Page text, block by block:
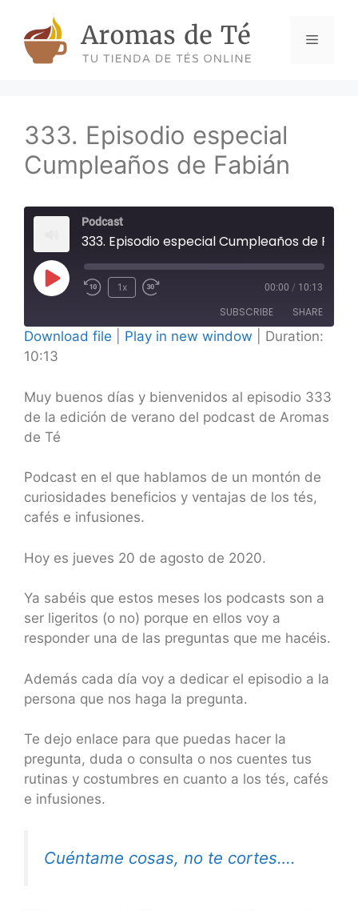
content
Menu
333. Episodio especial
Cumpleaños de Fabián
Podcast
Play
1x 00:00 / 10:13
SUBSCRIBE SHARE
SHARE
LINK
EMBED
Download file Play in new window
Duration:
10:13
Muy buenos días y bienvenidos al episodio 333
de la edición de verano del podcast de Aromas
de Té
Podcast en el que hablamos de un montón de
curiosidades beneficios y ventajas de los tés,
cafés e infusiones.
Hoy es jueves 20 de agosto de 2020.
Ya sabéis que estos meses los podcasts son a
ser ligeritos (o no) porque en ellos voy a
responder una de las preguntas que me hacéis.
Además cada día voy a dedicar el episodio a la
persona que nos haga la pregunta.
Te dejo enlace para que puedas hacer la
pregunta, duda o consulta o nos cuentes tus
rutinas y costumbres en cuanto a los tés, cafés
e infusiones.
Cuéntame cosas, no te cortes….